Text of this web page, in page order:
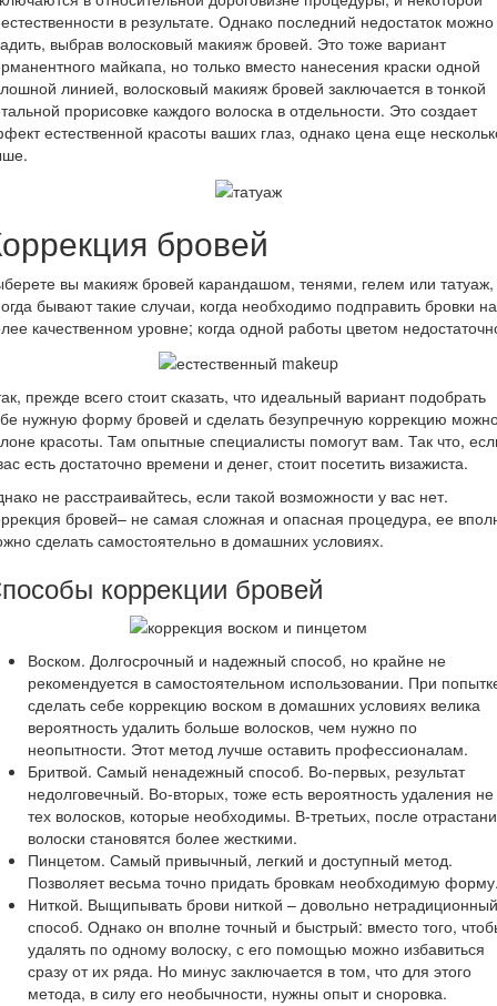
в результате. Однако последний недостаток можно
выбрав волосковый макияж бровей. Это тоже вариант
майкапа, но только вместо нанесения краски одной
линией, волосковый макияж бровей заключается в тонкой
прорисовке каждого волоска в отдельности. Это создает
естественной красоты ваших глаз, однако цена еще
бровей
вы макияж бровей карандашом, тенями, гелем или татуаж,
бывают такие случаи, когда необходимо подправить бровки на
качественном уровне; когда одной работы цветом
прежде всего стоит сказать, что идеальный вариант подобрать
нужную форму бровей и сделать безупречную коррекцию
красоты. Там опытные специалисты помогут вам. Так что,
есть достаточно времени и денег, стоит посетить визажиста.
не расстраивайтесь, если такой возможности у вас нет.
бровей– не самая сложная и опасная процедура, ее
сделать самостоятельно в домашних условиях.
коррекции бровей
Воском. Долгосрочный и надежный способ, но крайне не
рекомендуется в самостоятельном использовании. При
сделать себе коррекцию воском в домашних условиях велика
вероятность удалить больше волосков, чем нужно по
неопытности. Этот метод лучше оставить профессионалам.
Бритвой. Самый ненадежный способ. Во-первых, результат
недолговечный. Во-вторых, тоже есть вероятность удаления не
тех волосков, которые необходимы. В-третьих, после
волоски становятся более жесткими.
Пинцетом. Самый привычный, легкий и доступный метод.
Позволяет весьма точно придать бровкам необходимую
Ниткой. Выщипывать брови ниткой – довольно нетрадиционный
способ. Однако он вполне точный и быстрый: вместо того,
удалять по одному волоску, с его помощью можно избавиться
сразу от их ряда. Но минус заключается в том, что для этого
метода, в силу его необычности, нужны опыт и сноровка.